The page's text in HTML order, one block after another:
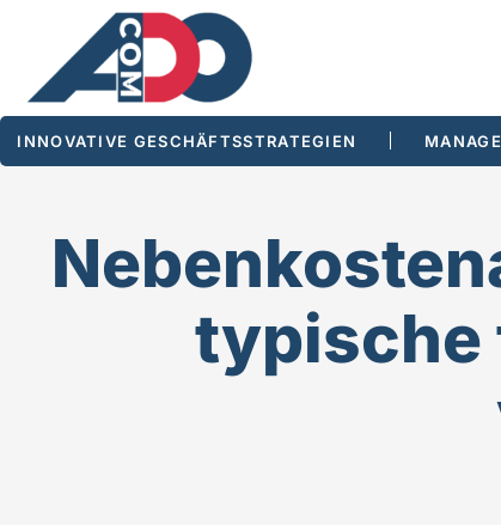
INNOVATIVE GESCHÄFTSSTRATEGIEN
typische